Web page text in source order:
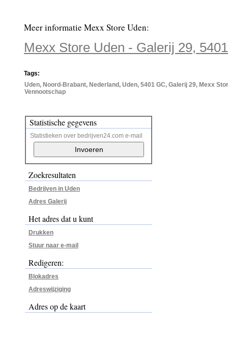
Meer informatie Mexx Store Uden:
Mexx Store Uden - Galerij 29,
Tags:
Uden, Noord-Brabant, Nederland, Uden, 5401 GC, Galerij 29, Mexx
Vennootschap
Statistische gegevens
Statistieken over bedrijven24.com e-mail
Zoekresultaten
Bedrijven in Uden
Adres Galerij
Het adres dat u kunt
Drukken
Stuur naar e-mail
Redigeren:
Blokadres
Adreswijziging
Adres op de kaart